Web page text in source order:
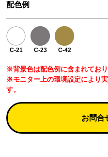
配色例
C-21 C-23 C-42
※背景色は配色例に含まれており
※モニター上の環境設定により
す。
お問合